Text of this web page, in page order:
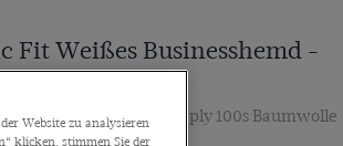
Fit Weißes Businesshemd -
Knopfmanschette, 2-ply 100s Baumwolle
Website zu analysieren
klicken, stimmen Sie der